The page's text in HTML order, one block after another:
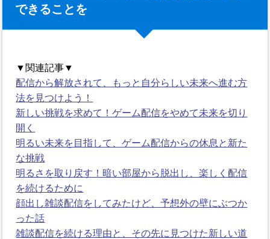
できることを
▼関連記事▼
配信から解放されて、もっと自分らしい未来へ進む方
法を見つけよう！
新しい挑戦を求めて！ゲーム配信をやめて未来を切り
開く
明るい未来を目指して、ゲーム配信からの休息と新た
な挑戦
明るさを取り戻す！暗い部屋から脱出し、楽しく配信
を続けるために
顔出し雑談配信をしてみたけど、予想外の壁にぶつか
った話
雑談配信を続ける理由と、その先に見つけた新しい道